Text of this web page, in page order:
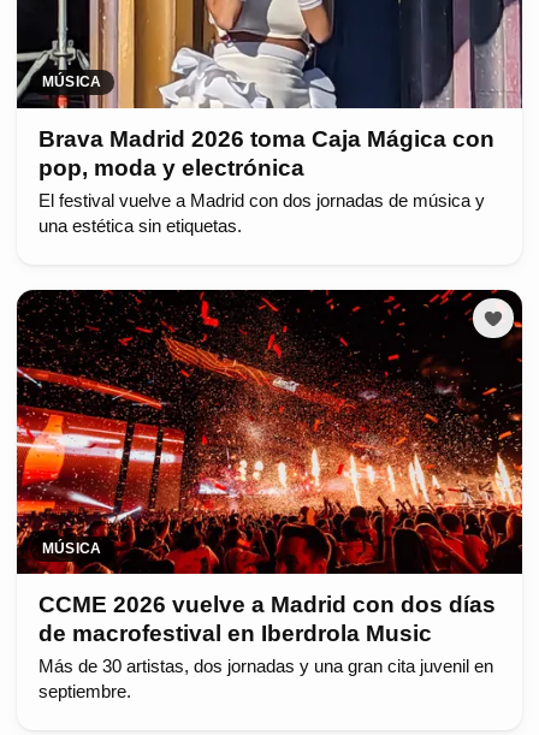
MÚSICA
Brava Madrid 2026 toma Caja Mágica con
pop, moda y electrónica
El festival vuelve a Madrid con dos jornadas de música y
una estética sin etiquetas.
MÚSICA
CCME 2026 vuelve a Madrid con dos días
de macrofestival en Iberdrola Music
Más de 30 artistas, dos jornadas y una gran cita juvenil en
septiembre.